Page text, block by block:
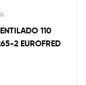
110
2 EUROFRED